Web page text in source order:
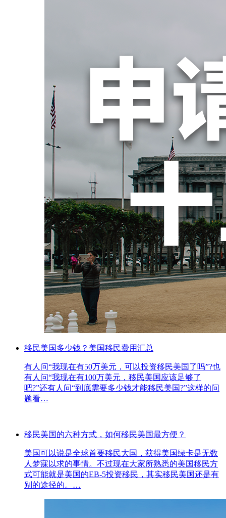
移民美国多少钱？美国移民费用汇总
有人问“我现在有50万美元，可以投资移民美国了吗”?也
有人问“我现在有100万美元，移民美国应该足够了
吧?”还有人问“到底需要多少钱才能移民美国?”这样的问
题看…
移民美国的六种方式，如何移民美国最方便？
美国可以说是全球首要移民大国，获得美国绿卡是无数
人梦寐以求的事情。不过现在大家所熟悉的美国移民方
式可能就是美国的EB-5投资移民，其实移民美国还是有
别的途径的。…